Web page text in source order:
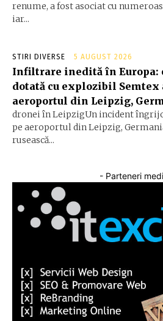
renume, a fost asociat cu
iar...
STIRI DIVERSE 5 AUGUST 2026
Infiltrare inedită în Europa:
dotată cu explozibil Semtex
aeroportul din Leipzig,
dronei în LeipzigUn incident
pe aeroportul din Leipzig,
rusească...
- Parteneri